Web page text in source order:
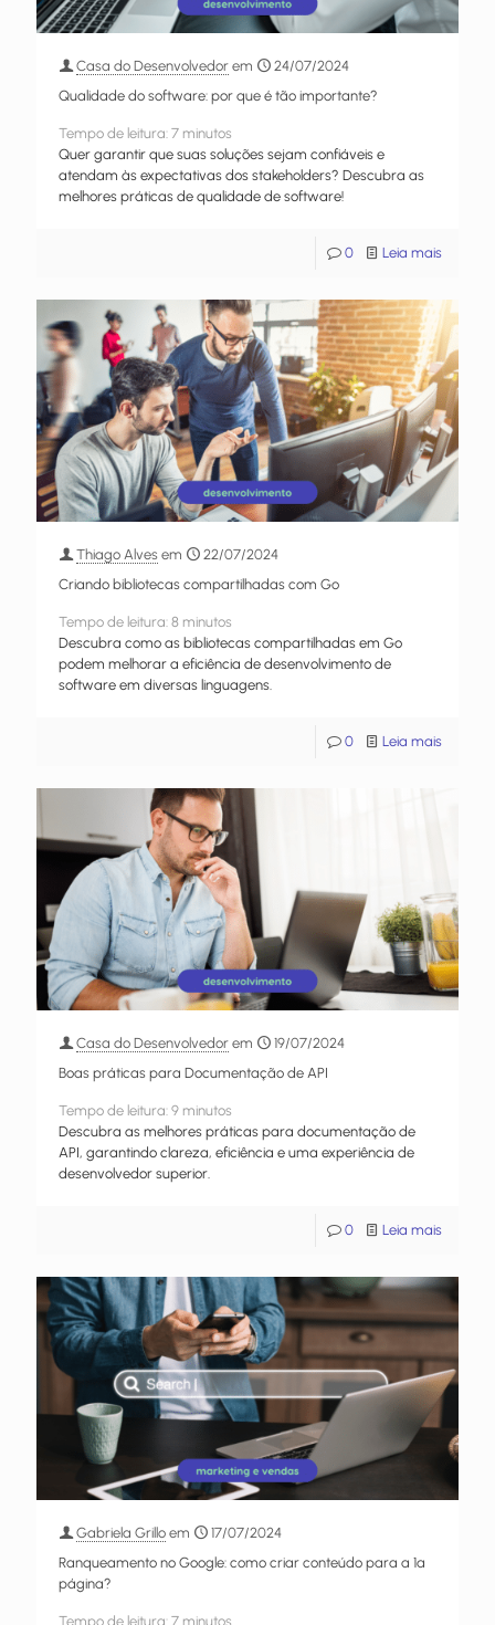
Casa do Desenvolvedor em
24/07/2024
Qualidade do software: por que é tão importante?
Tempo de leitura: 7 minutos
Quer garantir que suas soluções sejam confiáveis e
atendam às expectativas dos stakeholders? Descubra as
melhores práticas de qualidade de software!
0 Leia mais
Thiago Alves em
22/07/2024
Criando bibliotecas compartilhadas com Go
Tempo de leitura: 8 minutos
Descubra como as bibliotecas compartilhadas em Go
podem melhorar a eficiência de desenvolvimento de
software em diversas linguagens.
0 Leia mais
Casa do Desenvolvedor em
19/07/2024
Boas práticas para Documentação de API
Tempo de leitura: 9 minutos
Descubra as melhores práticas para documentação de
API, garantindo clareza, eficiência e uma experiência de
desenvolvedor superior.
0 Leia mais
Gabriela Grillo em
17/07/2024
Ranqueamento no Google: como criar conteúdo para a 1ª
página?
Tempo de leitura: 7 minutos